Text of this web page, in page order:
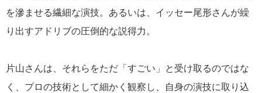
を滲ませる繊細な演技。あるいは、イッセー尾形さんが繰
り出すアドリブの圧倒的な説得力。
片山さんは、それらをただ「すごい」と受け取るのではな
く、プロの技術として細かく観察し、自身の演技に取り込